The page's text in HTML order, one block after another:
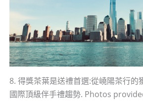
8. 得獎茶葉是送禮首選:從嶢陽茶行的
國際頂級伴手禮趨勢. Photos